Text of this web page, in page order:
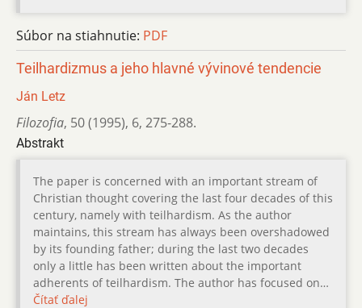
Súbor na stiahnutie: PDF
Teilhardizmus a jeho hlavné vývinové tendencie
Ján Letz
Filozofia, 50 (1995), 6, 275-288.
Abstrakt
The paper is concerned with an important stream of
Christian thought covering the last four decades of this
century, namely with teilhardism. As the author
maintains, this stream has always been overshadowed
by its founding father; during the last two decades
only a little has been written about the important
adherents of teilhardism. The author has focused on…
Čítať ďalej